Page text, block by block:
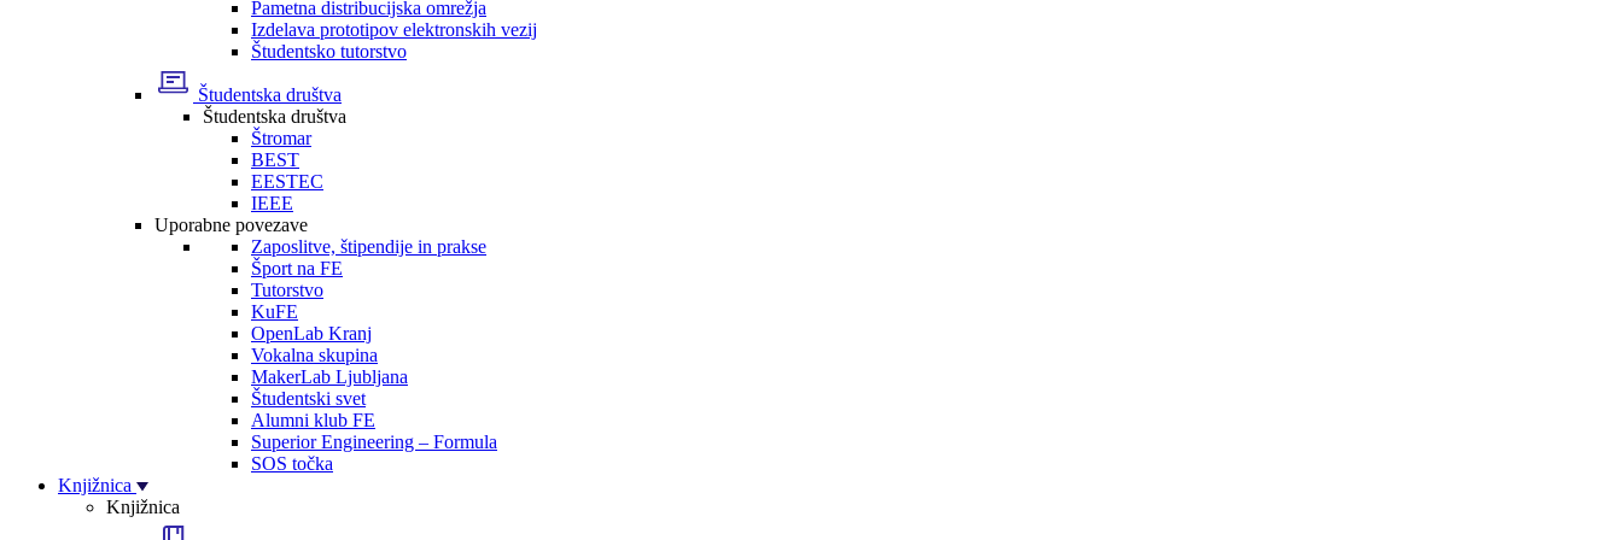
Pametna distribucijska omrežja
Izdelava prototipov elektronskih vezij
Študentsko tutorstvo
Študentska društva
Študentska društva
Štromar
BEST
EESTEC
IEEE
Uporabne povezave
Zaposlitve, štipendije in prakse
Šport na FE
Tutorstvo
KuFE
OpenLab Kranj
Vokalna skupina
MakerLab Ljubljana
Študentski svet
Alumni klub FE
Superior Engineering – Formula
SOS točka
Knjižnica
Knjižnica